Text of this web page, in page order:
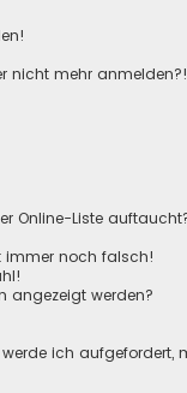
nicht mehr anmelden?!
Online-Liste
immer noch falsch!
angezeigt werden?
ich aufgefordert,